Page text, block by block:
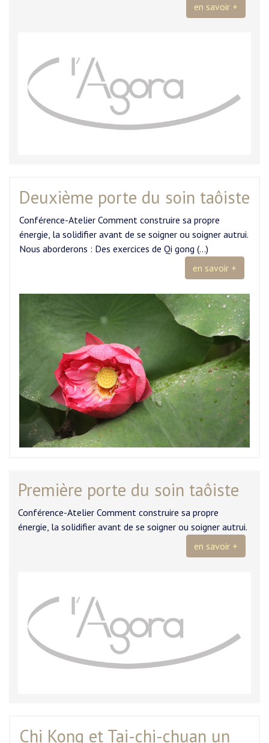
en savoir +
Deuxième porte du soin taôiste
Conférence-Atelier Comment construire sa propre
énergie, la solidifier avant de se soigner ou soigner autrui.
Nous aborderons : Des exercices de Qi gong (…)
en savoir +
Première porte du soin taôiste
Conférence-Atelier Comment construire sa propre
énergie, la solidifier avant de se soigner ou soigner autrui.
en savoir +
Chi Kong et Tai-chi-chuan un